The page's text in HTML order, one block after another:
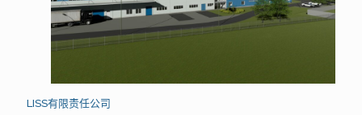
LISS有限责任公司